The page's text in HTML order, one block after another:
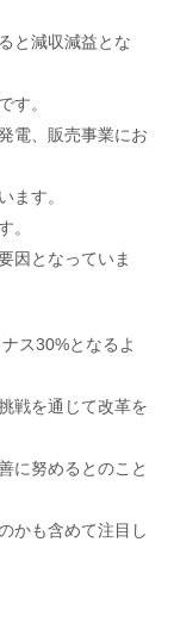
と減収減益とな
す。
電、販売事業にお
ます。
。
因となっていま
ス30%となるよ
戦を通じて改革を
に努めるとのこと
かも含めて注目し